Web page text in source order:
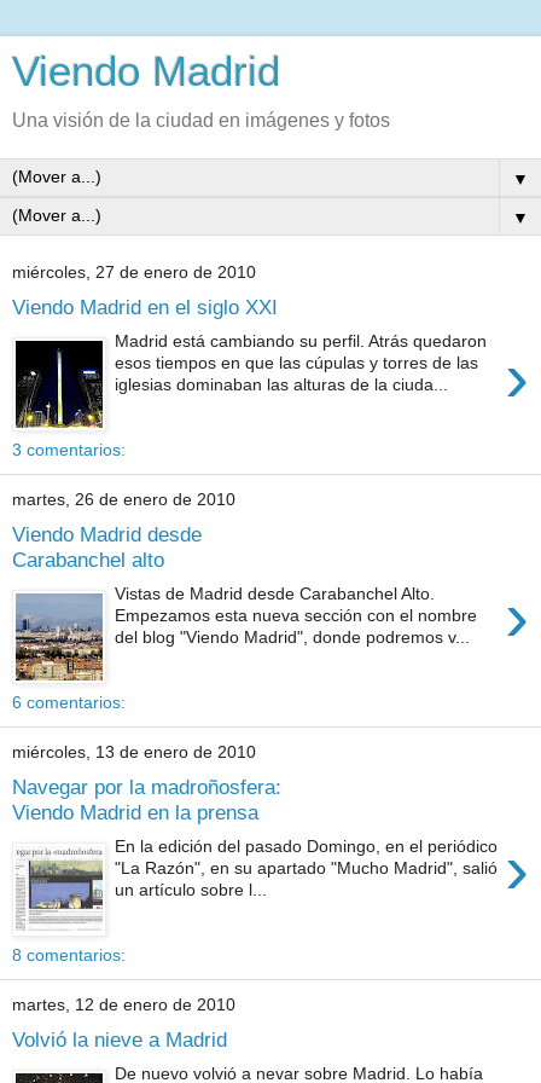
Viendo Madrid
Una visión de la ciudad en imágenes y fotos
▼
▼
miércoles, 27 de enero de 2010
Viendo Madrid en el siglo XXI
›
Madrid está cambiando su perfil. Atrás quedaron
esos tiempos en que las cúpulas y torres de las
iglesias dominaban las alturas de la ciuda...
3 comentarios:
martes, 26 de enero de 2010
Viendo Madrid desde
Carabanchel alto
›
Vistas de Madrid desde Carabanchel Alto.
Empezamos esta nueva sección con el nombre
del blog "Viendo Madrid", donde podremos v...
6 comentarios:
miércoles, 13 de enero de 2010
Navegar por la madroñosfera:
Viendo Madrid en la prensa
›
En la edición del pasado Domingo, en el periódico
"La Razón", en su apartado "Mucho Madrid", salió
un artículo sobre l...
8 comentarios:
martes, 12 de enero de 2010
Volvió la nieve a Madrid
De nuevo volvió a nevar sobre Madrid. Lo había